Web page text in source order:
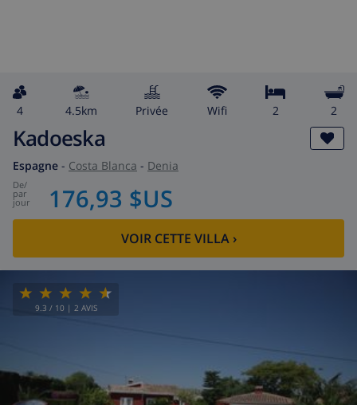
4 4.5km privée wifi 2 2
Kadoeska
Espagne - Costa Blanca - Denia
de/
par
jour 176,93 $US
VOIR CETTE VILLA›
9.3 / 10 | 2 AVIS